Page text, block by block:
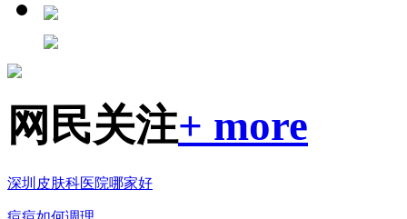
网民关注+ more
深圳皮肤科医院哪家好